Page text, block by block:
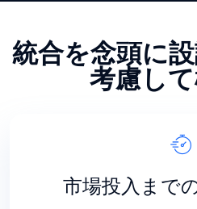
統合を念頭に
考慮して
市場投入まで